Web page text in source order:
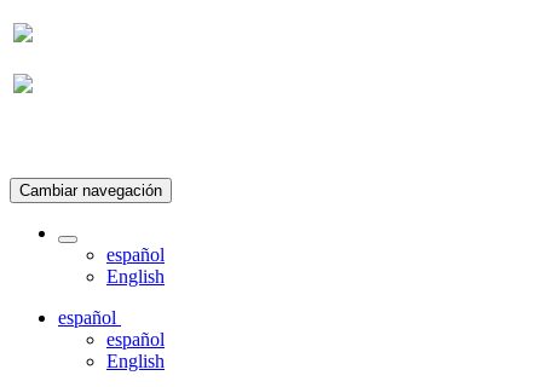
Cambiar navegación
español
English
español
español
English